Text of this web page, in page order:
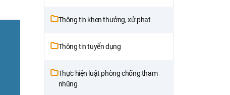
Thông tin khen thưởng, xử phạt
Thông tin tuyển dụng
Thực hiện luật phòng chống tham
nhũng